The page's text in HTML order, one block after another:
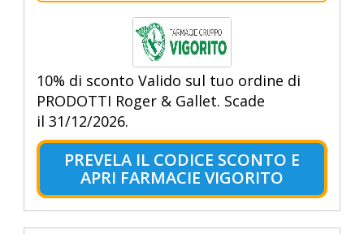
10% di sconto Valido sul tuo ordine di
PRODOTTI Roger & Gallet. Scade
il 31/12/2026.
PREVELA IL CODICE SCONTO E
APRI FARMACIE VIGORITO